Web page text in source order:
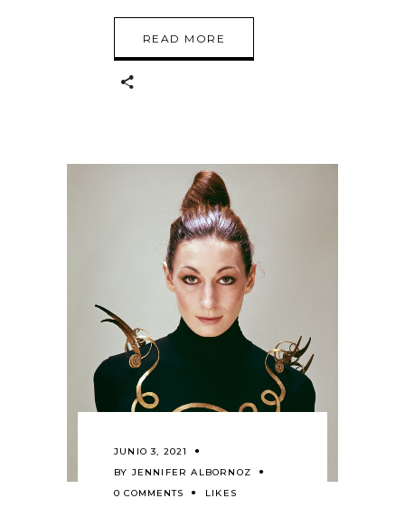
READ MORE
JUNIO 3, 2021
BY JENNIFER ALBORNOZ
0 COMMENTS
LIKES